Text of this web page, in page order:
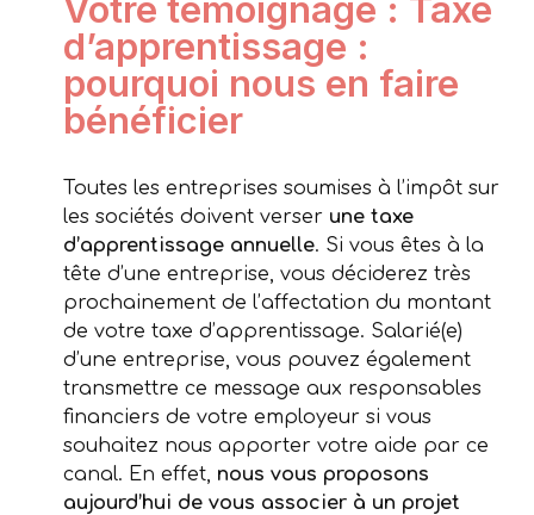
d’apprentissage :
pourquoi nous en faire
bénéficier
Toutes les entreprises soumises à l’impôt sur
les sociétés doivent verser une taxe
d’apprentissage annuelle. Si vous êtes à la
tête d’une entreprise, vous déciderez très
prochainement de l’affectation du montant
de votre taxe d’apprentissage. Salarié(e)
d’une entreprise, vous pouvez également
transmettre ce message aux responsables
financiers de votre employeur si vous
souhaitez nous apporter votre aide par ce
canal. En effet, nous vous proposons
aujourd’hui de vous associer à un projet